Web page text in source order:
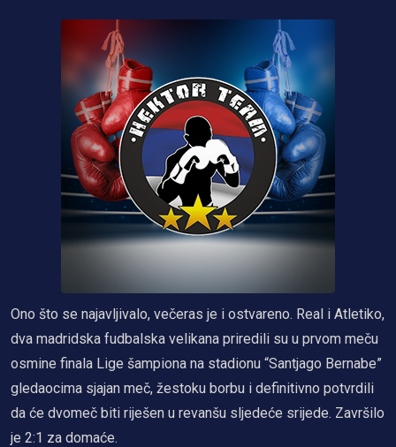
Ono što se najavljivalo, večeras je i ostvareno. Real i Atletiko,
dva madridska fudbalska velikana priredili su u prvom meču
osmine finala Lige šampiona na stadionu “Santjago Bernabe”
gledaocima sjajan meč, žestoku borbu i definitivno potvrdili
da će dvomeč biti riješen u revanšu sljedeće srijede. Završilo
je 2:1 za domaće.